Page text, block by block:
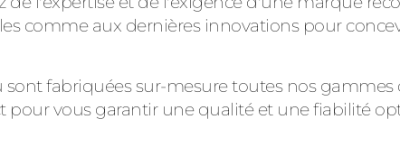
comme aux dernières innovations pour
fabriquées sur-mesure toutes nos gammes
vous garantir une qualité et une fiabilité